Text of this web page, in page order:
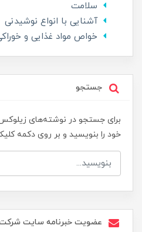
سلامت
آشنایی با انواع نوشیدنی
خواص مواد غذایی و
جستجو
برای جستجو در نوشته‌های
خود را بنویسید و بر روی دکمه
عضویت خبرنامه سایت